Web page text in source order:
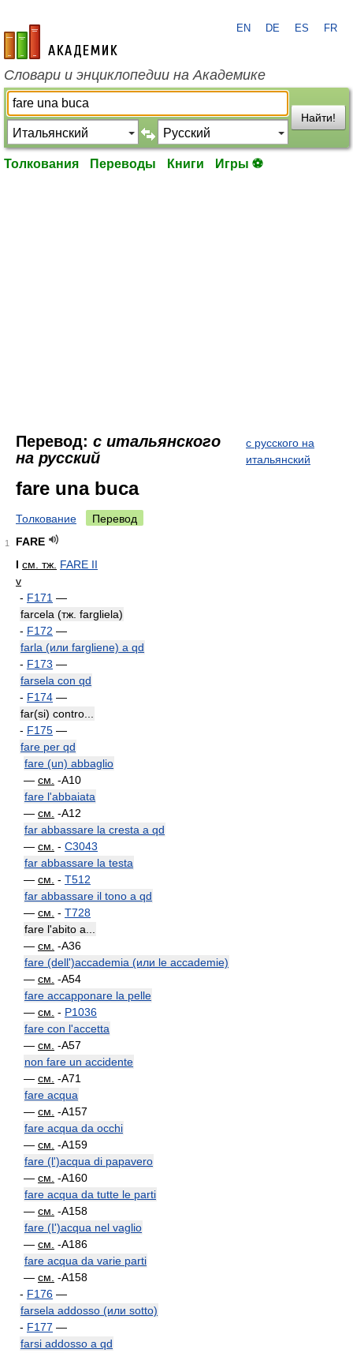
academic.ru
EN DE ES FR
Словари и энциклопедии на Академике
Найти!
Толкования Переводы Книги Игры ⚽
Перевод: с итальянского
на русский
с русского на
итальянский
fare una buca
Толкование Перевод
1
FARE
I см. тж. FARE II
v
- F171 —
farcela (тж. fargliela)
- F172 —
farla (или fargliene) a qd
- F173 —
farsela con qd
- F174 —
far(si) contro...
- F175 —
fare per qd
fare (un) abbaglio
— см. -A10
fare l'abbaiata
— см. -A12
far abbassare la cresta a qd
— см. - C3043
far abbassare la testa
— см. - T512
far abbassare il tono a qd
— см. - T728
fare l'abito a...
— см. -A36
fare (dell')accademia (или le accademie)
— см. -A54
fare accapponare la pelle
— см. - P1036
fare con l'accetta
— см. -A57
non fare un accidente
— см. -A71
fare acqua
— см. -A157
fare acqua da occhi
— см. -A159
fare (l')acqua di papavero
— см. -A160
fare acqua da tutte le parti
— см. -A158
fare (I')acqua nel vaglio
— см. -A186
fare acqua da varie parti
— см. -A158
- F176 —
farsela addosso (или sotto)
- F177 —
farsi addosso a qd